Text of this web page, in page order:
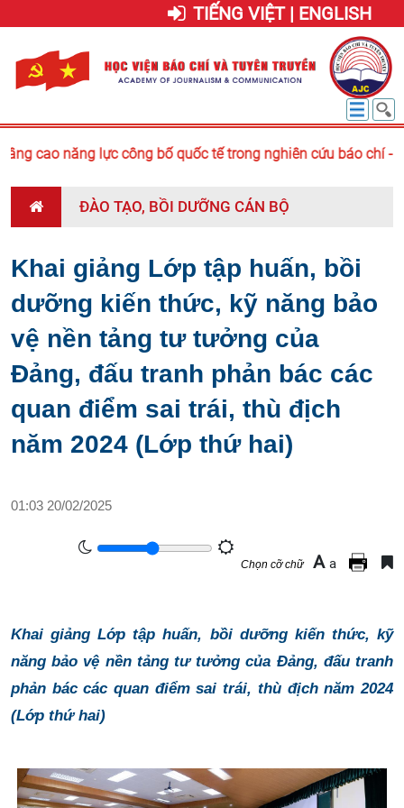
TIẾNG VIỆT | ENGLISH
cao năng lực công bố quốc tế trong nghiên cứu báo chí -
ĐÀO TẠO, BỒI DƯỠNG CÁN BỘ
Khai giảng Lớp tập huấn, bồi
dưỡng kiến thức, kỹ năng bảo
vệ nền tảng tư tưởng của
Đảng, đấu tranh phản bác các
quan điểm sai trái, thù địch
năm 2024 (Lớp thứ hai)
01:03 20/02/2025
Chọn cỡ chữ A a
Khai giảng Lớp tập huấn, bồi dưỡng kiến thức, kỹ
năng bảo vệ nền tảng tư tưởng của Đảng, đấu tranh
phản bác các quan điểm sai trái, thù địch năm 2024
(Lớp thứ hai)